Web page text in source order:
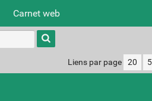
Carnet web
Type 1 or
more
charactersLiens par page 20